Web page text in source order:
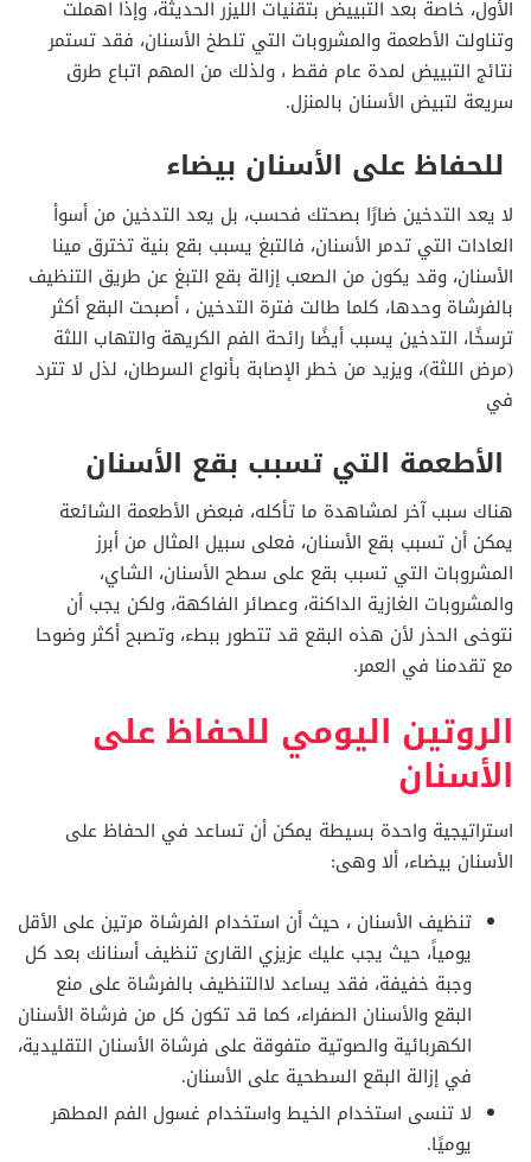
الأول، خاصة بعد التبييض بتقنيات الليزر الحديثة، وإذا اهملت
وتناولت الأطعمة والمشروبات التي تلطخ الأسنان، فقد تستمر
نتائج التبييض لمدة عام فقط ، ولذلك من المهم اتباع طرق
سريعة لتبيض الأسنان بالمنزل.
للحفاظ على الأسنان بيضاء
لا يعد التدخين ضارًا بصحتك فحسب، بل يعد التدخين من أسوأ
العادات التي تدمر الأسنان، فالتبغ يسبب بقع بنية تخترق مينا
الأسنان، وقد يكون من الصعب إزالة بقع التبغ عن طريق التنظيف
بالفرشاة وحدها، كلما طالت فترة التدخين ، أصبحت البقع أكثر
ترسخًا، التدخين يسبب أيضًا رائحة الفم الكريهة والتهاب اللثة
(مرض اللثة)، ويزيد من خطر الإصابة بأنواع السرطان، لذل لا تترد
في
الأطعمة التي تسبب بقع الأسنان
هناك سبب آخر لمشاهدة ما تأكله، فبعض الأطعمة الشائعة
يمكن أن تسبب بقع الأسنان، فعلى سبيل المثال من أبرز
المشروبات التي تسبب بقع على سطح الأسنان، الشاي،
والمشروبات الغازية الداكنة، وعصائر الفاكهة، ولكن يجب أن
نتوخى الحذر لأن هذه البقع قد تتطور ببطء، وتصبح أكثر وضوحا
مع تقدمنا ​​في العمر.
الروتين اليومي للحفاظ على
الأسنان
استراتيجية واحدة بسيطة يمكن أن تساعد في الحفاظ على
الأسنان بيضاء، ألا وهى:
تنظيف الأسنان ، حيث أن استخدام الفرشاة مرتين على الأقل
يومياً، حيث يجب عليك عزيزي القارئ تنظيف أسنانك بعد كل
وجبة خفيفة، فقد يساعد لاالتنظيف بالفرشاة على منع
البقع والأسنان الصفراء، كما قد تكون كل من فرشاة الأسنان
الكهربائية والصوتية متفوقة على فرشاة الأسنان التقليدية،
في إزالة البقع السطحية على الأسنان.
لا تنسى استخدام الخيط واستخدام غسول الفم المطهر
يوميًا.